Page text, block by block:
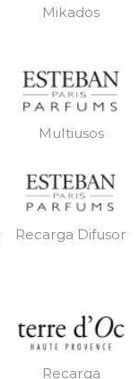
Mikados
Multiusos
Recarga Difusor
Recarga